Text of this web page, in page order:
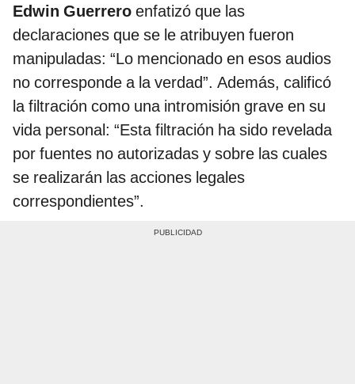
Edwin Guerrero enfatizó que las
declaraciones que se le atribuyen fueron
manipuladas: “Lo mencionado en esos audios
no corresponde a la verdad”. Además, calificó
la filtración como una intromisión grave en su
vida personal: “Esta filtración ha sido revelada
por fuentes no autorizadas y sobre las cuales
se realizarán las acciones legales
correspondientes”.